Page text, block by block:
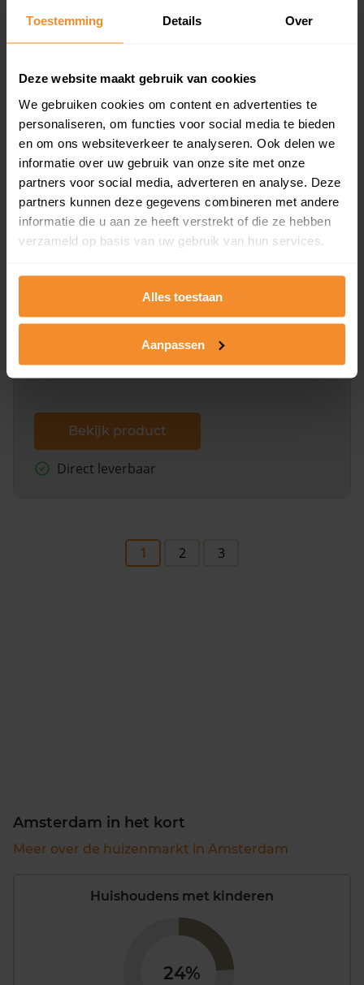
Toestemming Details Over
Deze website maakt gebruik van cookies
We gebruiken cookies om content en advertenties te
personaliseren, om functies voor social media te bieden
en om ons websiteverkeer te analyseren. Ook delen we
informatie over uw gebruik van onze site met onze
partners voor social media, adverteren en analyse. Deze
partners kunnen deze gegevens combineren met andere
informatie die u aan ze heeft verstrekt of die ze hebben
verzameld op basis van uw gebruik van hun services.
Alles toestaan
Aanpassen
Een overzicht van alle verkochte woningen (koopsom
en koopdatum) binnen een postcodegebied. Dit
Bekijk product
Direct leverbaar
Een uitgebreid overzicht van het perceel en
dit inclusief de luchtfoto!
Bekijk product
Direct leverbaar
1 2 3
Amsterdam in het kort
Meer over de huizenmarkt in Amsterdam
Huishoudens met kinderen
24%